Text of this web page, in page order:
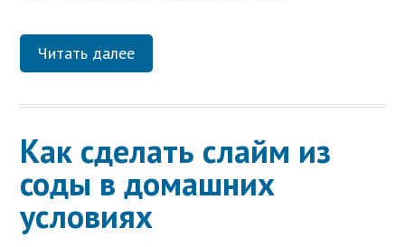
Читать далее
Как сделать слайм из
соды в домашних
условиях